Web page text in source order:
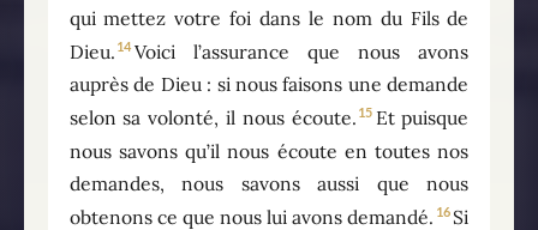
qui mettez votre foi dans le nom du Fils de
Dieu. 14 Voici l’assurance que nous avons
auprès de Dieu : si nous faisons une demande
selon sa volonté, il nous écoute. 15 Et puisque
nous savons qu’il nous écoute en toutes nos
demandes, nous savons aussi que nous
obtenons ce que nous lui avons demandé. 16 Si